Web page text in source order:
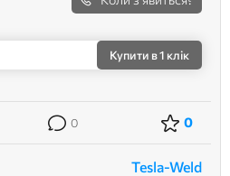
Купити в 1 клік
0 0
Tesla-Weld